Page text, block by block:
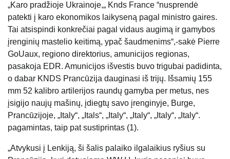
„Karo pradžioje Ukrainoje,„ Knds France “nusprendė
patekti į karo ekonomikos laikyseną pagal ministro gaires.
Tai atsispindi konkrečiai pagal vidaus augimą ir gamybos
įrenginių mastelio keitimą, ypač šaudmenims“,-sakė Pierre
GoUaux, regiono direktorius, amunicijos regionas,
pasakoja EDR. Amunicijos išvestis buvo trigubai padidinta,
o dabar KNDS Prancūzija dauginasi iš trijų. Išsamių 155
mm 52 kalibro artilerijos raundų gamyba per metus, nes
įsigijo naujų mašinų, įdiegtų savo įrenginyje, Burge,
Prancūzijoje, „Italy“, „Itals“, „Italy“, „Italy“, „Italy“, „Italy“.
pagamintas, taip pat sustiprintas (1).
„Atvykusi į Lenkiją, ši šalis palaiko ilgalaikius ryšius su